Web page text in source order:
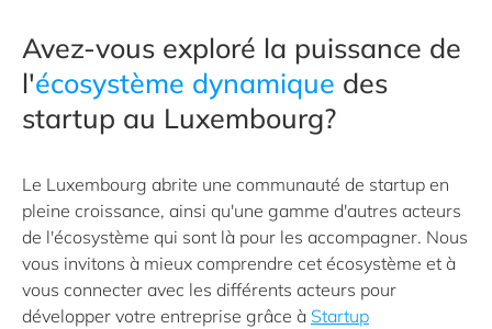
Avez-vous exploré la puissance de
l'écosystème dynamique des
startup au Luxembourg?
Le Luxembourg abrite une communauté de startup en
pleine croissance, ainsi qu'une gamme d'autres acteurs
de l'écosystème qui sont là pour les accompagner. Nous
vous invitons à mieux comprendre cet écosystème et à
vous connecter avec les différents acteurs pour
développer votre entreprise grâce à Startup